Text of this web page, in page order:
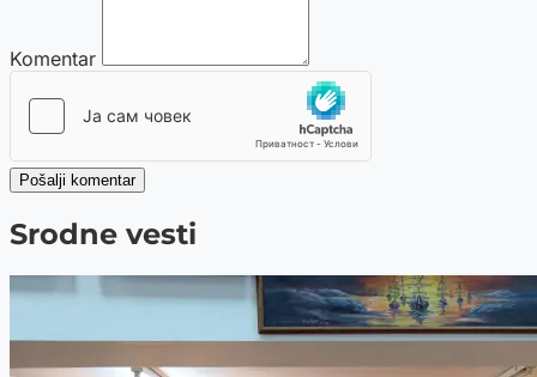
Komentar
Pošalji komentar
Srodne vesti